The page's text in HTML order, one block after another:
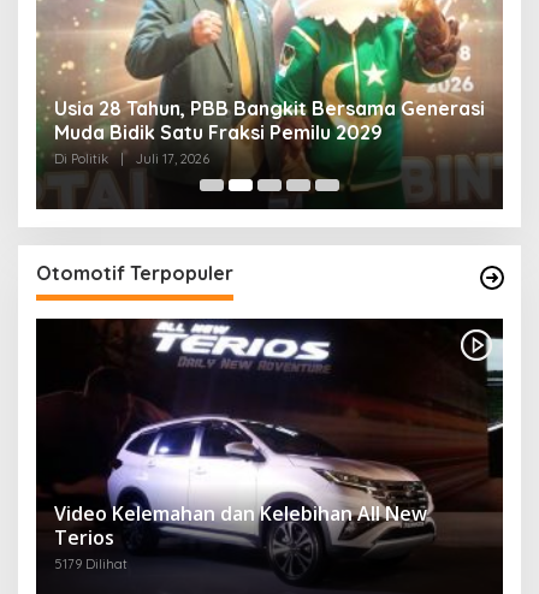
Usia 28 Tahun, PBB Bangkit Bersama Generasi
Muda Bidik Satu Fraksi Pemilu 2029
Di Politik | Juli 17, 2026
Otomotif Terpopuler
Video Kelemahan dan Kelebihan All New
Terios
5179 Dilihat